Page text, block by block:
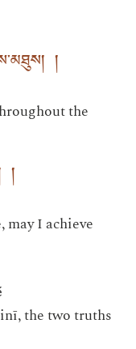
།
the
།
I achieve
the two truths